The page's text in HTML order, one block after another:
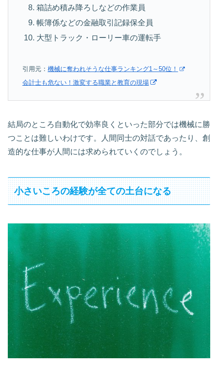
箱詰め積み降ろしなどの作業員
帳簿係などの金融取引記録保全員
大型トラック・ローリー車の運転手
引用元： 機械に奪われそうな仕事ランキング1～50位！
会計士も危ない！激変する職業と教育の現場
結局のところ自動化で効率良くといった部分では機械に勝
つことは難しいわけです。人間同士の対話であったり、創
造的な仕事が人間には求められていくのでしょう。
小さいころの経験が全ての土台になる